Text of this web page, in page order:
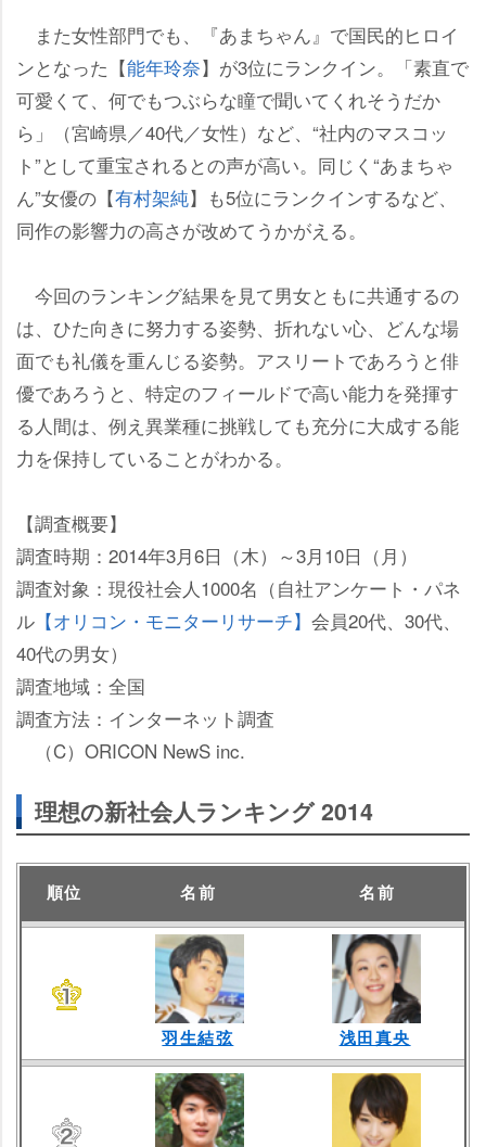
また女性部門でも、『あまちゃん』で国民的ヒロイ
ンとなった【能年玲奈】が3位にランクイン。「素直で
可愛くて、何でもつぶらな瞳で聞いてくれそうだか
ら」（宮崎県／40代／女性）など、“社内のマスコッ
ト”として重宝されるとの声が高い。同じく“あまちゃ
ん”女優の【有村架純】も5位にランクインするなど、
同作の影響力の高さが改めてうかがえる。
今回のランキング結果を見て男女ともに共通するの
は、ひた向きに努力する姿勢、折れない心、どんな場
面でも礼儀を重んじる姿勢。アスリートであろうと俳
優であろうと、特定のフィールドで高い能力を発揮す
る人間は、例え異業種に挑戦しても充分に大成する能
力を保持していることがわかる。
【調査概要】
調査時期：2014年3月6日（木）～3月10日（月）
調査対象：現役社会人1000名（自社アンケート・パネ
ル 【オリコン・モニターリサーチ】 会員20代、30代、
40代の男女）
調査地域：全国
調査方法：インターネット調査
（C）ORICON NewS inc.
理想の新社会人ランキング 2014
順位 名前 名前
羽生結弦 浅田真央